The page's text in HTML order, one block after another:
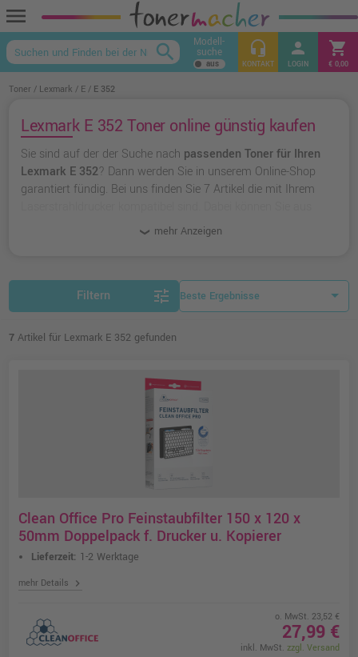
menu
keyboard_arrow_up
search Modell-
suche headset_mic
KONTAKT
person
LOGIN
shopping_cart
€ 0,00
Toner Lexmark E E 352
Lexmark E 352 Toner online günstig kaufen
Sie sind auf der der Suche nach passenden Toner für Ihren
Lexmark E 352? Dann werden Sie in unserem Online-Shop
garantiert fündig. Bei uns finden Sie 7 Artikel die mit Ihrem
originalen Toner von Lexmark
wählen oder zu
mehr Anzeigen
Filtern tune
7 Artikel für Lexmark E 352 gefunden
Clean Office Pro Feinstaubfilter 150 x 120 x
50mm Doppelpack f. Drucker u. Kopierer
Lieferzeit: 1-2 Werktage
mehr Details chevron_right
o. MwSt. 23,52 €
27,99 €
inkl. MwSt. zzgl. Versand